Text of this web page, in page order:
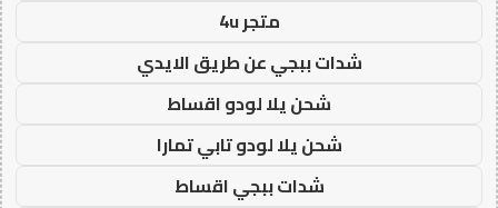
متجر 4u
شدات ببجي عن طريق الايدي
شحن يلا لودو اقساط
شحن يلا لودو تابي تمارا
شدات ببجي اقساط